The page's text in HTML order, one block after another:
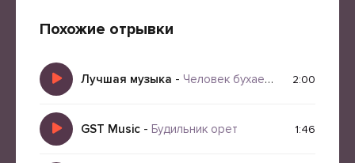
Похожие отрывки
Лучшая музыка - Человек бухает не ради веселья 2:00
GST Music - Будильник орет 1:46